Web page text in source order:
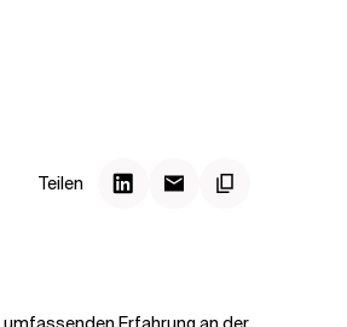
Teilen